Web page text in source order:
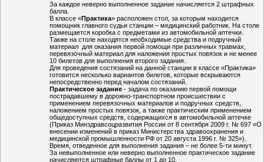
За каждое неверно выполненное задание начисляется 2 штрафных
балла.
В классе «Практика» расположен стол, за которым находится
помощник главного судьи станции – медицинский работник. На столе
размещается коробка с предметами из автомобильной аптечки.
Также на столе находятся необходимые средства и подручный
материал для оказания первой помощи при различных травмах,
перевязочный материал для наложения простых повязок и не менее
10 билетов для выполнения второго задания.
Для проведения состязаний на данной станции в классе «Практика»
готовится несколько вариантов билетов, которые вскрываются
непосредственно перед началом состязаний.
Практическое задание - задача по оказанию первой помощи
пострадавшему в дорожно-транспортном происшествии с
применением перевязочных материалов и подручных средств,
наложением простых повязок, а также практическим применением
общедоступных средств, содержащихся в автомобильной аптечке
(Приказ Минздравсоцразвития России от 8 сентября 2009 г. № 697 «О
внесении изменений в приказ Министерства здравоохранения и
медицинской промышленности РФ от 20 августа 1996 г. № 325»).
Время, отведенное для выполнения задания – не более 5-ти минут.
За невыполненное или неверно выполненное практическое задание
начисляются штрафные баллы от 1 до 10.